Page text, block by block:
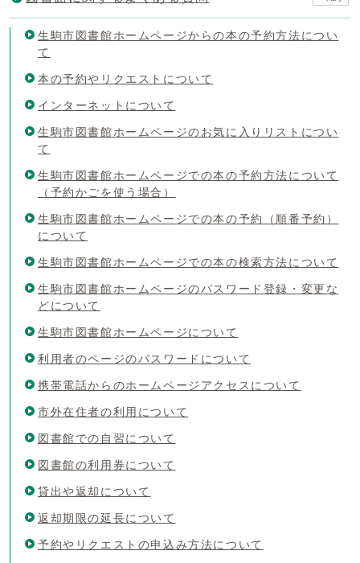
生駒市図書館ホームページからの本の予約方法につい
て
本の予約やリクエストについて
インターネットについて
生駒市図書館ホームページのお気に入りリストについ
て
生駒市図書館ホームページでの本の予約方法について
（予約かごを使う場合）
生駒市図書館ホームページでの本の予約（順番予約）
について
生駒市図書館ホームページでの本の検索方法について
生駒市図書館ホームページのパスワード登録・変更な
どについて
生駒市図書館ホームページについて
利用者のページのパスワードについて
携帯電話からのホームページアクセスについて
市外在住者の利用について
図書館での自習について
図書館の利用券について
貸出や返却について
返却期限の延長について
予約やリクエストの申込み方法について